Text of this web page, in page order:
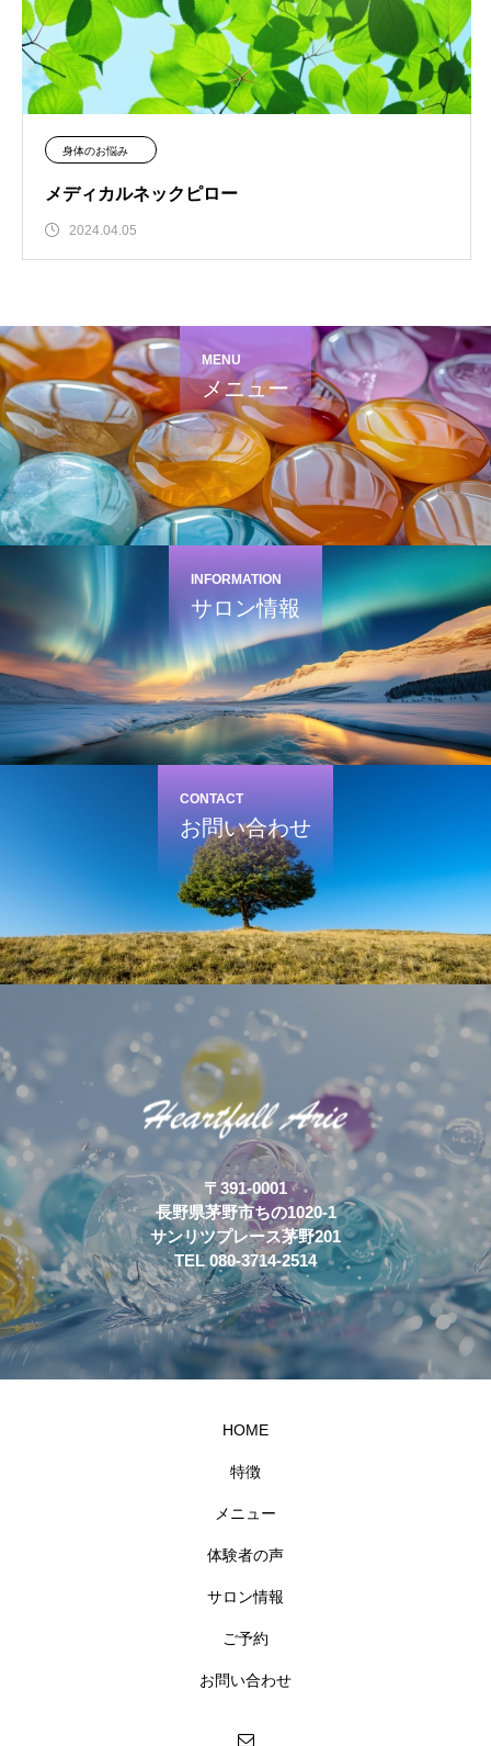
身体のお悩み
メディカルネックピロー
2024.04.05
MENU
メニュー
INFORMATION
サロン情報
CONTACT
お問い合わせ
〒391-0001
長野県茅野市ちの1020-1
サンリツプレース茅野201
TEL 080-3714-2514
HOME
特徴
メニュー
体験者の声
サロン情報
ご予約
お問い合わせ